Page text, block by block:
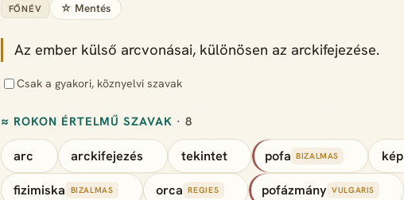
FŐNÉV ☆ Mentés
Az ember külső arcvonásai, különösen az arckifejezése.
Csak a gyakori, köznyelvi szavak
≈ ROKON ÉRTELMŰ SZAVAK · 8
arc arckifejezés tekintet pofa BIZALMAS kép
fizimiska BIZALMAS orca REGIES pofázmány VULGARIS